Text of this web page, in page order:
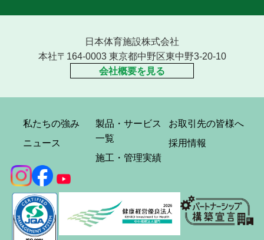
日本体育施設株式会社
本社〒164-0003 東京都中野区東中野3-20-10
会社概要を見る
私たちの強み
ニュース
製品・サービス
一覧
施工・管理実績
お取引先の皆様へ
採用情報